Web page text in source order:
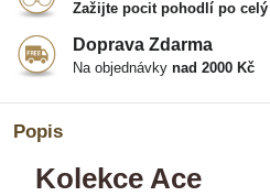
Popis
Kolekce Ace
Zažijte pocit pohodlí po celý
Doprava Zdarma
Na objednávky nad 2000 Kč